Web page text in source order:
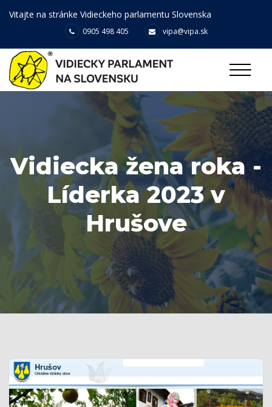
Vitajte na stránke Vidieckeho parlamentu Slovenska
0905 498 405 vipa@vipa.sk
Vidiecka žena roka -
Líderka 2023 v
Hrušove